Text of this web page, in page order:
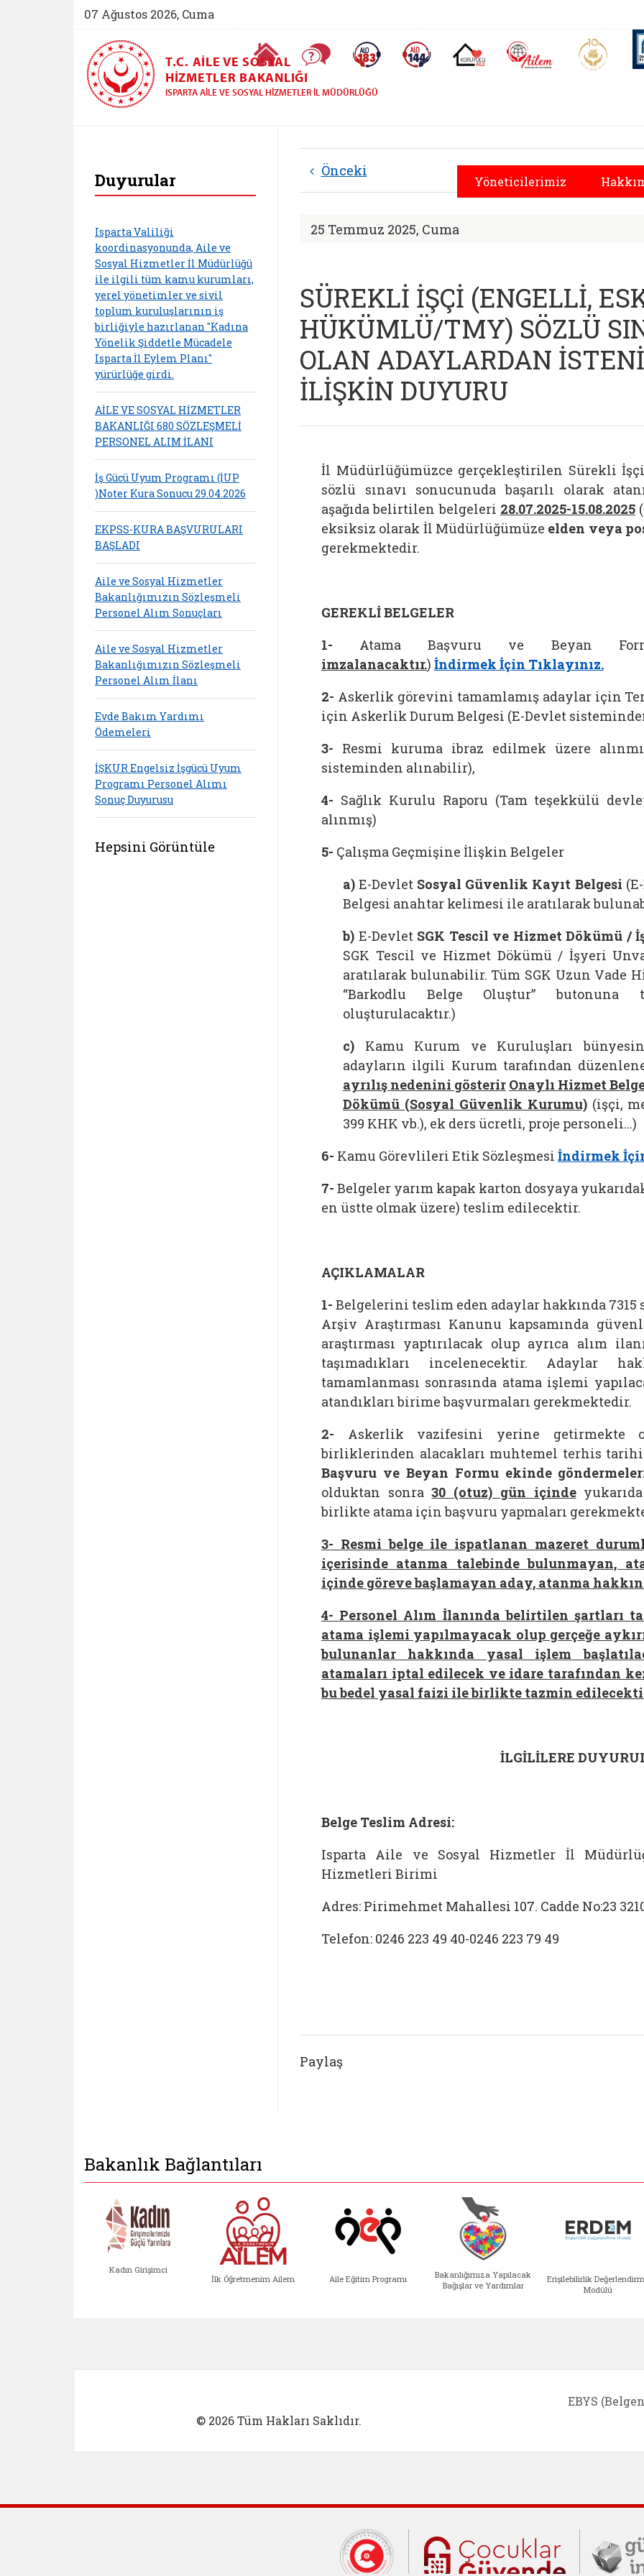
07 Ağustos 2026, Cuma
Ana Sayfa Sıkça Sorulan SorularAlo 183 (yeni sekmede açılır)Alo 144 (yeni sekmede açılır)Koruyucu Aile (yeni sekmede açılır)
AİLEM İletişim Aile ve
T.C. AILE VE SOSYAL
HIZMETLER BAKANLIĞI
ISPARTA AILE VE SOSYAL HIZMETLER İL MÜDÜRLÜĞÜ
Yöneticilerimiz
Isparta Aile ve Sosyal Hizmetler İl
Duyurular
Isparta Valiliği
koordinasyonunda, Aile ve
Sosyal Hizmetler İl Müdürlüğü
ile ilgili tüm kamu kurumları,
yerel yönetimler ve sivil
toplum kuruluşlarının iş
birliğiyle hazırlanan "Kadına
Yönelik Şiddetle Mücadele
Isparta İl Eylem Planı"
yürürlüğe girdi.
AİLE VE SOSYAL HİZMETLER
BAKANLIĞI 680 SÖZLEŞMELİ
PERSONEL ALIM İLANI
İş Gücü Uyum Programı (İUP
)Noter Kura Sonucu 29.04.2026
EKPSS-KURA BAŞVURULARI
BAŞLADI
Aile ve Sosyal Hizmetler
Bakanlığımızın Sözleşmeli
Personel Alım Sonuçları
Aile ve Sosyal Hizmetler
Bakanlığımızın Sözleşmeli
Personel Alım İlanı
Evde Bakım Yardımı
Ödemeleri
İŞKUR Engelsiz İşgücü Uyum
Programı Personel Alımı
Sonuç Duyurusu
Hepsini Görüntüle
Önceki
25 Temmuz 2025, Cuma
SÜREKLİ İŞÇİ (ENGELLİ,
HÜKÜMLÜ/TMY) SÖZLÜ
OLAN ADAYLARDAN
İLİŞKİN DUYURU
İl Müdürlüğümüzce gerçekleştirilen Sürekli
sözlü sınavı sonucunuda başarılı olarak
aşağıda belirtilen belgeleri 28.07.2025-15.08.2025
eksiksiz olarak İl Müdürlüğümüze elden veya
gerekmektedir.
GEREKLİ BELGELER
1- Atama Başvuru ve Beyan
imzalanacaktır.) İndirmek İçin Tıklayınız.
2- Askerlik görevini tamamlamış adaylar için
için Askerlik Durum Belgesi (E-Devlet
3- Resmi kuruma ibraz edilmek üzere
sisteminden alınabilir),
4- Sağlık Kurulu Raporu (Tam teşekkülü
alınmış)
5- Çalışma Geçmişine İlişkin Belgeler
a) E-Devlet Sosyal Güvenlik Kayıt Belgesi
Belgesi anahtar kelimesi ile aratılarak
b) E-Devlet SGK Tescil ve Hizmet Dökümü /
SGK Tescil ve Hizmet Dökümü / İşyeri
aratılarak bulunabilir. Tüm SGK Uzun Vade
“Barkodlu Belge Oluştur”
butonuna
oluşturulacaktır.)
c) Kamu Kurum ve Kuruluşları
adayların ilgili Kurum tarafından
ayrılış nedenini gösterir Onaylı Hizmet
Dökümü (Sosyal Güvenlik Kurumu)(işçi,
399 KHK vb.), ek ders ücretli, proje personeli...)
6- Kamu Görevlileri Etik Sözleşmesi İndirmek
7- Belgeler yarım kapak karton dosyaya
en üstte olmak üzere) teslim edilecektir.
AÇIKLAMALAR
1- Belgelerini teslim eden adaylar hakkında 7315
Arşiv Araştırması Kanunu kapsamında
araştırması yaptırılacak olup ayrıca alım
taşımadıkları incelenecektir. Adaylar
tamamlanması sonrasında atama işlemi
atandıkları birime başvurmaları gerekmektedir.
2- Askerlik vazifesini yerine getirmekte
birliklerinden alacakları muhtemel terhis
Başvuru ve Beyan Formu ekinde
olduktan sonra30 (otuz) gün içinde
birlikte atama için başvuru yapmaları
3- Resmi belge ile ispatlanan mazeret
içerisinde atanma talebinde bulunmayan,
içinde göreve başlamayan aday, atanma
4- Personel Alım İlanında belirtilen şartları
atama işlemi yapılmayacak olup gerçeğe
bulunanlar hakkında yasal işlem
atamaları iptal edilecek ve idare tarafından
bu bedel yasal faizi ile birlikte tazmin
İLGİLİLERE
Belge Teslim Adresi:
Isparta Aile ve Sosyal Hizmetler İl
Hizmetleri Birimi
Adres: Pirimehmet Mahallesi 107. Cadde No:23
Telefon: 0246 223 49 40-0246 223 79 49
Paylaş
Bakanlık Bağlantıları
Kadın Girişimci
İlk Öğretmenim Ailem Aile Eğitim Programı
Bakanlığımıza Yapılacak
Bağışlar ve Yardımlar
Erişilebilirlik
Modülü
© 2026 Tüm Hakları Saklıdır.
EBYS
Cumhurbaşkanlığı İletişim Merkezi
Çocuklar